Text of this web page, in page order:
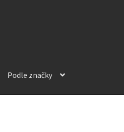
Podle značky